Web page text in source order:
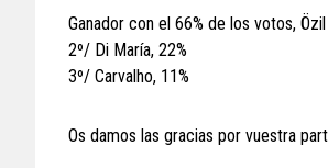
Ganador con el 66% de los votos, Özil
2º/ Di María, 22%
3º/ Carvalho, 11%
Os damos las gracias por vuestra